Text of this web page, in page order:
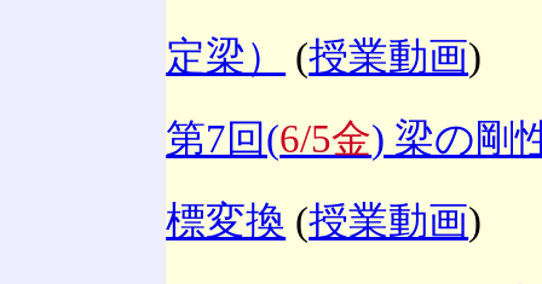
定梁）
(授業動画)
第7回(6/5金) 梁の剛
標変換 (授業動画)